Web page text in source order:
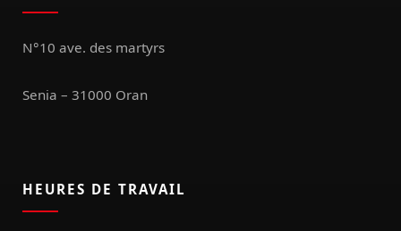
N°10 ave. des martyrs
Senia – 31000 Oran
HEURES DE TRAVAIL